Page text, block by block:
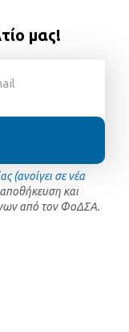
μας!
(ανοίγει σε νέα
και
από τον ΦοΔΣΑ.